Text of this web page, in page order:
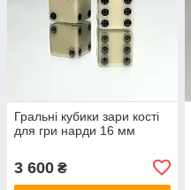
Гральні кубики зари кості
для гри нарди 16 мм
3 600 ₴